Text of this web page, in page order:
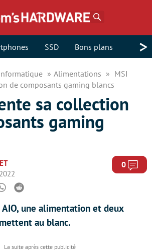
SSD Bons plans >
Alimentations
MSI
de composants gaming blancs
sa collection
gaming
0
Whatsapp
Reddit
une alimentation et deux
au blanc.